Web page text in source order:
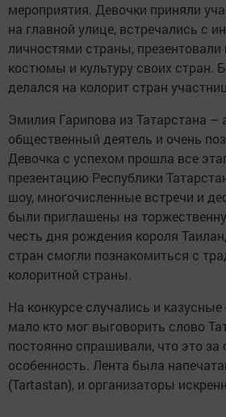
мероприятия. Девочки приняли
на главной улице, встречались с
личностями страны,
костюмы и культуру своих стран.
делался на колорит стран
Эмилия Гарипова из Татарстана –
общественный деятель и очень
Девочка с успехом прошла все
презентацию Республики
шоу, многочисленные встречи и
были приглашены на
честь дня рождения короля
стран смогли познакомиться с
колоритной страны.
На конкурсе случались и
мало кто мог выговорить слово
постоянно спрашивали, что это за
особенность. Лента была
(Tartastan), и организаторы